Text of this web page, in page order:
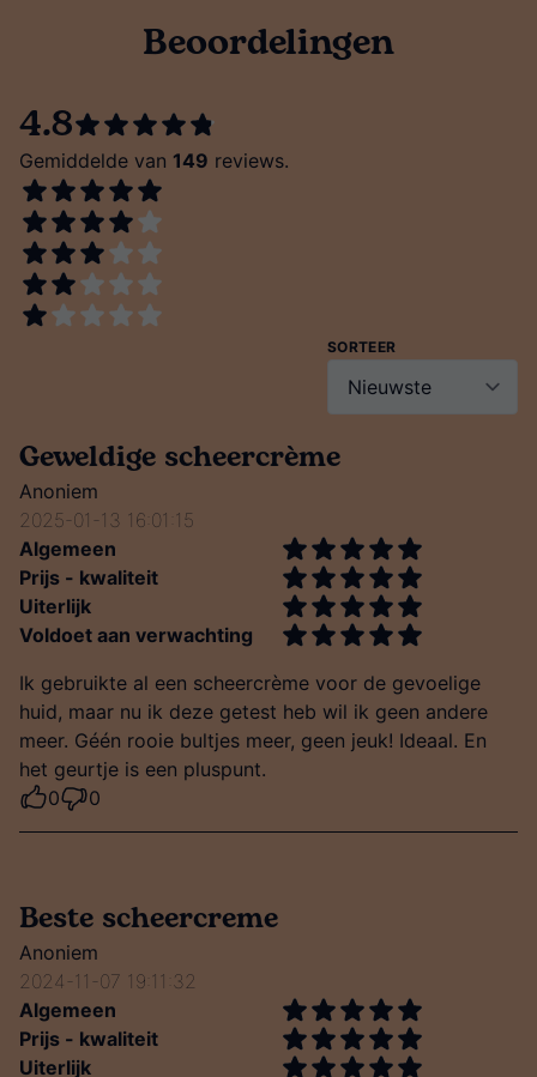
Beoordelingen
4.8
Gemiddelde van 149 reviews.
SORTEER
Geweldige scheercrème
Anoniem
2025-01-13 16:01:15
Algemeen
Prijs - kwaliteit
Uiterlijk
Voldoet aan verwachting
Ik gebruikte al een scheercrème voor de gevoelige
huid, maar nu ik deze getest heb wil ik geen andere
meer. Géén rooie bultjes meer, geen jeuk! Ideaal. En
het geurtje is een pluspunt.
0
0
Beste scheercreme
Anoniem
2024-11-07 19:11:32
Algemeen
Prijs - kwaliteit
Uiterlijk